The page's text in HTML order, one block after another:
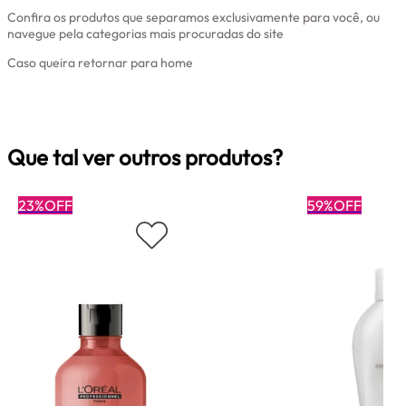
Confira os produtos que separamos exclusivamente para você, ou
navegue pela categorias mais procuradas do site
Caso queira retornar para home
Que tal ver outros produtos?
23%OFF 59%OFF